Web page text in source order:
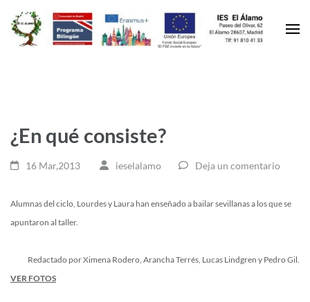
¿En qué consiste?
16 Mar,2013 ieselalamo Deja un comentario
Alumnas del ciclo, Lourdes y Laura han enseñado a bailar sevillanas a los que se
apuntaron al taller.
Redactado por Ximena Rodero, Arancha Terrés, Lucas Lindgren y Pedro Gil.
VER FOTOS